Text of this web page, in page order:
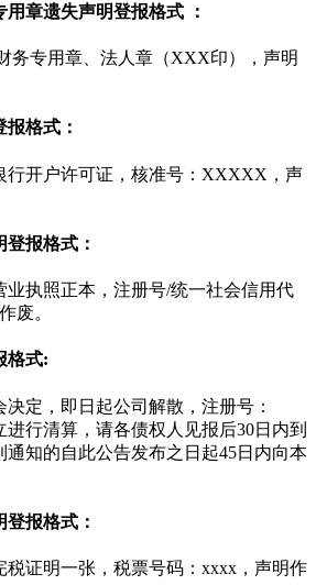
章遗失声明登报格式 ：
务专用章、法人章（XXX印），声明
格式：
行开户许可证，核准号：XXXXX，声
报格式：
执照正本，注册号/统一社会信用代
废。
格式:
定，即日起公司解散，注册号：
行清算，请各债权人见报后30日内到
知的自此公告发布之日起45日内向本
报格式：
证明一张，税票号码：xxxx，声明作